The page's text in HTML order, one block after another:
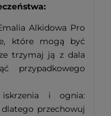
Alkidowa Pro
które mogą być
trzymaj ją z dala
przypadkowego
iskrzenia i ognia:
przechowuj